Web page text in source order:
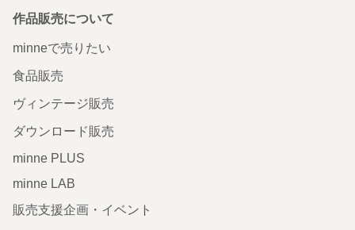
作品販売について
minneで売りたい
食品販売
ヴィンテージ販売
ダウンロード販売
minne PLUS
minne LAB
販売支援企画・イベント